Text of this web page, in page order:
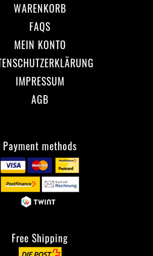
WARENKORB
FAQS
MEIN KONTO
IMPRESSUM
AGB
Payment methods
Free Shipping